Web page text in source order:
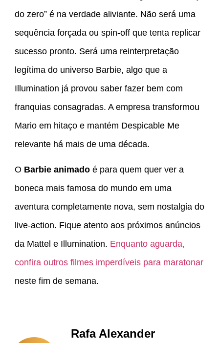
do zero” é na verdade aliviante. Não será uma
sequência forçada ou spin-off que tenta replicar
sucesso pronto. Será uma reinterpretação
legítima do universo Barbie, algo que a
Illumination já provou saber fazer bem com
franquias consagradas. A empresa transformou
Mario em hitaço e mantém Despicable Me
relevante há mais de uma década.
O Barbie animado é para quem quer ver a
boneca mais famosa do mundo em uma
aventura completamente nova, sem nostalgia do
live-action. Fique atento aos próximos anúncios
da Mattel e Illumination. Enquanto aguarda,
confira outros filmes imperdíveis para maratonar
neste fim de semana.
Rafa Alexander